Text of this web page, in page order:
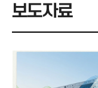
보도자료